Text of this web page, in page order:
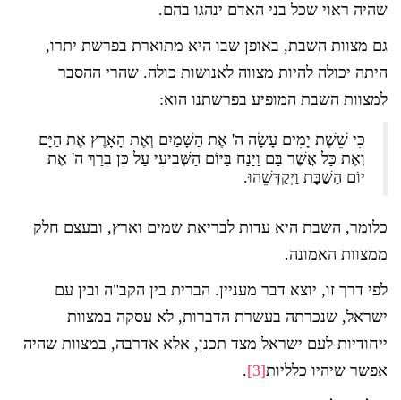
שהיה ראוי שכל בני האדם ינהגו בהם.
גם מצוות השבת, באופן שבו היא מתוארת בפרשת יתרו,
היתה יכולה להיות מצווה לאנושות כולה. שהרי ההסבר
למצוות השבת המופיע בפרשתנו הוא:
כִּי שֵׁשֶׁת יָמִים עָשָׂה ה' אֶת הַשָּׁמַיִם וְאֶת הָאָרֶץ אֶת הַיָּם
וְאֶת כָּל אֲשֶׁר בָּם וַיָּנַח בַּיּוֹם הַשְּׁבִיעִי עַל כֵּן בֵּרַךְ ה' אֶת
יוֹם הַשַּׁבָּת וַיְקַדְּשֵׁהוּ.
כלומר, השבת היא עדות לבריאת שמים וארץ, ובעצם חלק
ממצוות האמונה.
לפי דרך זו, יוצא דבר מעניין. הברית בין הקב"ה ובין עם
ישראל, שנכרתה בעשרת הדברות, לא עסקה במצוות
ייחודיות לעם ישראל מצד תכנן, אלא אדרבה, במצוות שהיה
אפשר שיהיו כלליות[3]
.